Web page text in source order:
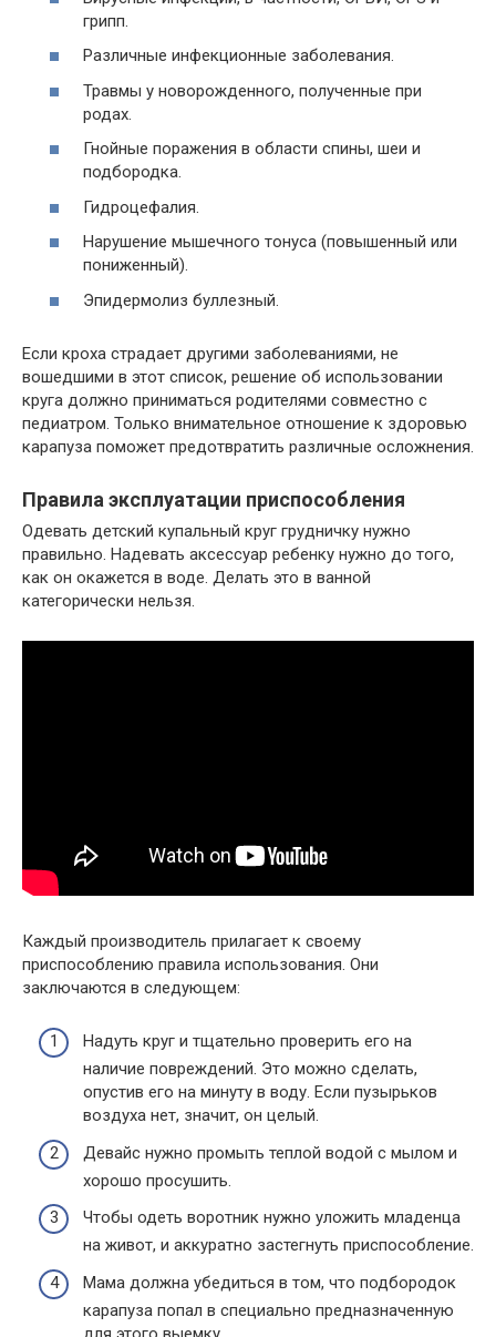
грипп.
Различные инфекционные заболевания.
Травмы у новорожденного, полученные при
родах.
Гнойные поражения в области спины, шеи и
подбородка.
Гидроцефалия.
Нарушение мышечного тонуса (повышенный или
пониженный).
Эпидермолиз буллезный.
Если кроха страдает другими заболеваниями, не
вошедшими в этот список, решение об использовании
круга должно приниматься родителями совместно с
педиатром. Только внимательное отношение к здоровью
карапуза поможет предотвратить различные осложнения.
Правила эксплуатации приспособления
Одевать детский купальный круг грудничку нужно
правильно. Надевать аксессуар ребенку нужно до того,
как он окажется в воде. Делать это в ванной
категорически нельзя.
Каждый производитель прилагает к своему
приспособлению правила использования. Они
заключаются в следующем:
Надуть круг и тщательно проверить его на
наличие повреждений. Это можно сделать,
опустив его на минуту в воду. Если пузырьков
воздуха нет, значит, он целый.
Девайс нужно промыть теплой водой с мылом и
хорошо просушить.
Чтобы одеть воротник нужно уложить младенца
на живот, и аккуратно застегнуть приспособление.
Мама должна убедиться в том, что подбородок
карапуза попал в специально предназначенную